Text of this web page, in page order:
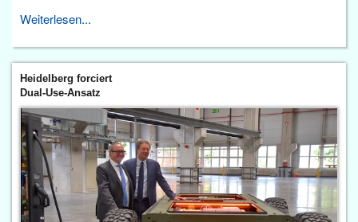
Weiterlesen...
Heidelberg forciert
Dual-Use-Ansatz